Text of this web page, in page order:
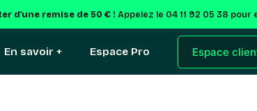
d'une remise de 50 € ! Appelez le 04 11 92 05 38
En savoir + Espace Pro Espace